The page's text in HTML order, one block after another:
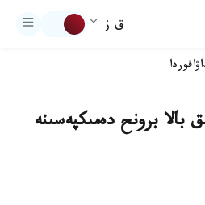
ق ز
اقوردا
جۋىق بالا برونح دەمىكپەسىنە